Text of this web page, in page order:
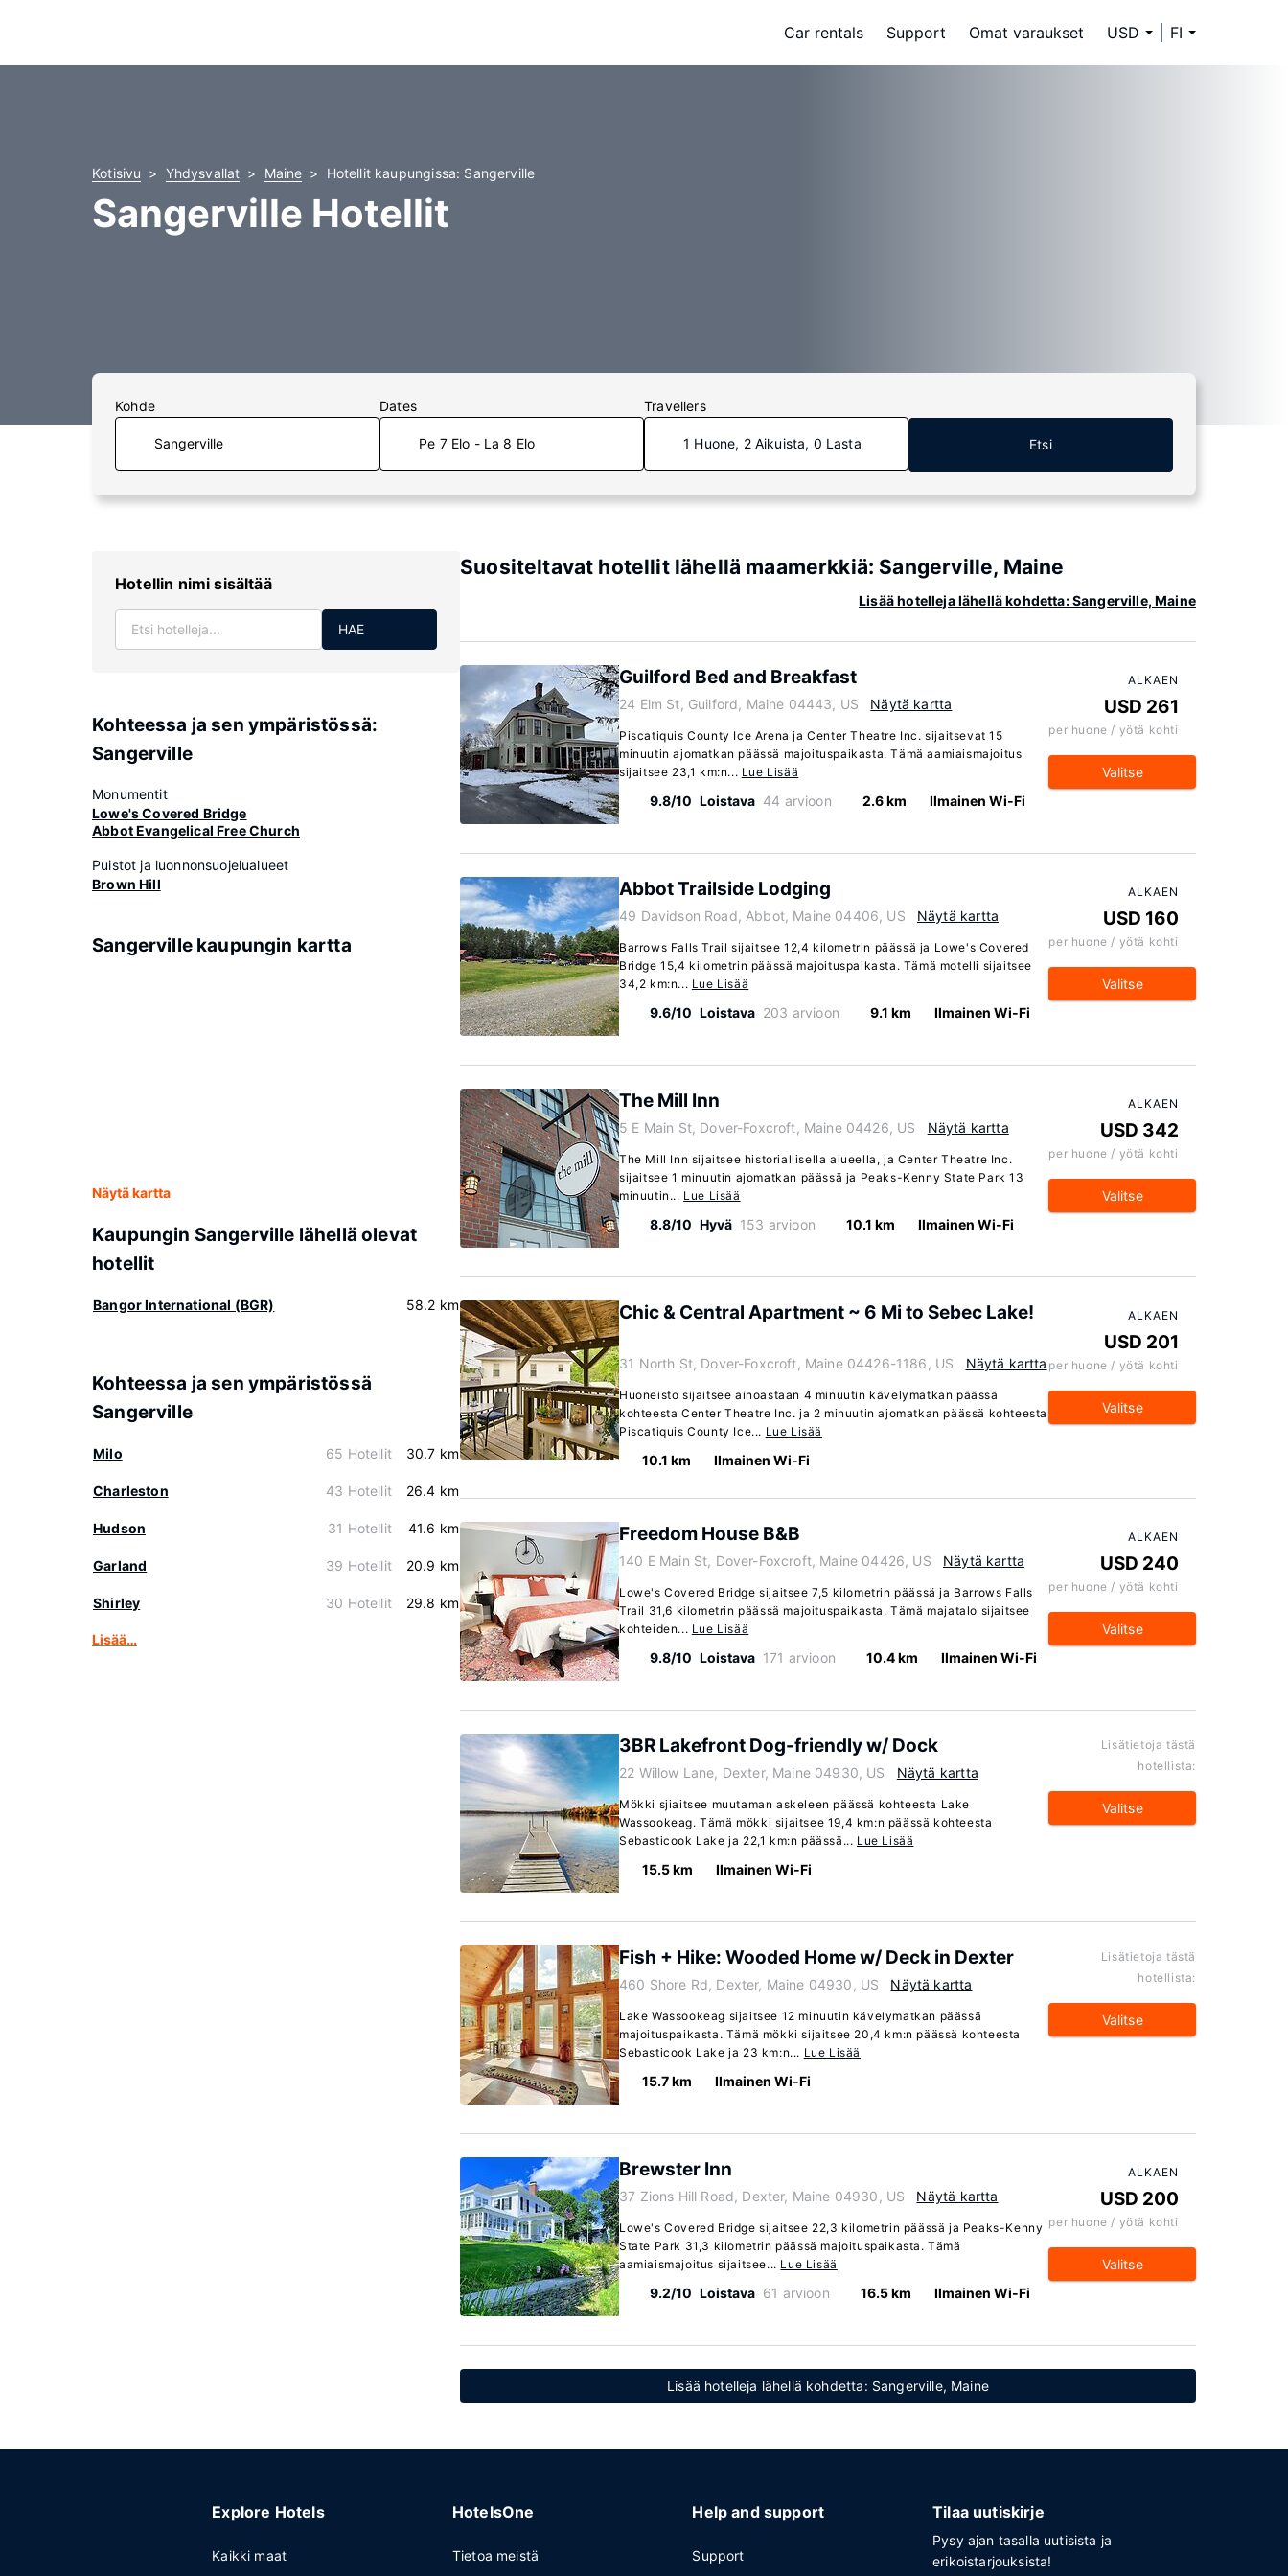
Car rentals Support Omat varaukset USD FI
Kotisivu Yhdysvallat Maine Hotellit kaupungissa: Sangerville
Sangerville Hotellit
Kohde Dates
Pe 7 Elo - La 8 Elo
Travellers
1 Huone, 2 Aikuista, 0 Lasta Etsi
Hotellin nimi sisältää
HAE
Kohteessa ja sen ympäristössä:
Sangerville
Monumentit
Lowe's Covered Bridge
Abbot Evangelical Free Church
Puistot ja luonnonsuojelualueet
Brown Hill
Sangerville kaupungin kartta
Näytä kartta
Kaupungin Sangerville lähellä olevat
hotellit
Bangor International (BGR) 58.2 km
Kohteessa ja sen ympäristössä
Sangerville
Milo 65 Hotellit 30.7 km
Charleston 43 Hotellit 26.4 km
Hudson 31 Hotellit 41.6 km
Garland 39 Hotellit 20.9 km
Shirley 30 Hotellit 29.8 km
Lisää…
Suositeltavat hotellit lähellä maamerkkiä: Sangerville, Maine
Lisää hotelleja lähellä kohdetta: Sangerville, Maine
Guilford Bed and Breakfast
24 Elm St, Guilford, Maine 04443, US Näytä kartta
Piscatiquis County Ice Arena ja Center Theatre Inc. sijaitsevat 15
minuutin ajomatkan päässä majoituspaikasta. Tämä aamiaismajoitus
sijaitsee 23,1 km:n... Lue Lisää
9.8/10 Loistava 44 arvioon 2.6 km Ilmainen Wi-Fi
ALKAEN
USD 261
per huone / yötä kohti
Valitse
Abbot Trailside Lodging
49 Davidson Road, Abbot, Maine 04406, US Näytä kartta
Barrows Falls Trail sijaitsee 12,4 kilometrin päässä ja Lowe's Covered
Bridge 15,4 kilometrin päässä majoituspaikasta. Tämä motelli sijaitsee
34,2 km:n... Lue Lisää
9.6/10 Loistava 203 arvioon 9.1 km Ilmainen Wi-Fi
ALKAEN
USD 160
per huone / yötä kohti
Valitse
The Mill Inn
5 E Main St, Dover-Foxcroft, Maine 04426, US Näytä kartta
The Mill Inn sijaitsee historiallisella alueella, ja Center Theatre Inc.
sijaitsee 1 minuutin ajomatkan päässä ja Peaks-Kenny State Park 13
minuutin... Lue Lisää
8.8/10 Hyvä 153 arvioon 10.1 km Ilmainen Wi-Fi
ALKAEN
USD 342
per huone / yötä kohti
Valitse
Chic & Central Apartment ~ 6 Mi to Sebec Lake!
31 North St, Dover-Foxcroft, Maine 04426-1186, US Näytä kartta
Huoneisto sijaitsee ainoastaan 4 minuutin kävelymatkan päässä
kohteesta Center Theatre Inc. ja 2 minuutin ajomatkan päässä kohteesta
Piscatiquis County Ice... Lue Lisää
10.1 km Ilmainen Wi-Fi
ALKAEN
USD 201
per huone / yötä kohti
Valitse
Freedom House B&B
140 E Main St, Dover-Foxcroft, Maine 04426, US Näytä kartta
Lowe's Covered Bridge sijaitsee 7,5 kilometrin päässä ja Barrows Falls
Trail 31,6 kilometrin päässä majoituspaikasta. Tämä majatalo sijaitsee
kohteiden... Lue Lisää
9.8/10 Loistava 171 arvioon 10.4 km Ilmainen Wi-Fi
ALKAEN
USD 240
per huone / yötä kohti
Valitse
3BR Lakefront Dog-friendly w/ Dock
22 Willow Lane, Dexter, Maine 04930, US Näytä kartta
Mökki sjiaitsee muutaman askeleen päässä kohteesta Lake
Wassookeag. Tämä mökki sijaitsee 19,4 km:n päässä kohteesta
Sebasticook Lake ja 22,1 km:n päässä... Lue Lisää
15.5 km Ilmainen Wi-Fi
Lisätietoja tästä
hotellista:
Valitse
Fish + Hike: Wooded Home w/ Deck in Dexter
460 Shore Rd, Dexter, Maine 04930, US Näytä kartta
Lake Wassookeag sijaitsee 12 minuutin kävelymatkan päässä
majoituspaikasta. Tämä mökki sijaitsee 20,4 km:n päässä kohteesta
Sebasticook Lake ja 23 km:n... Lue Lisää
15.7 km Ilmainen Wi-Fi
Lisätietoja tästä
hotellista:
Valitse
Brewster Inn
37 Zions Hill Road, Dexter, Maine 04930, US Näytä kartta
Lowe's Covered Bridge sijaitsee 22,3 kilometrin päässä ja Peaks-Kenny
State Park 31,3 kilometrin päässä majoituspaikasta. Tämä
aamiaismajoitus sijaitsee... Lue Lisää
9.2/10 Loistava 61 arvioon 16.5 km Ilmainen Wi-Fi
ALKAEN
USD 200
per huone / yötä kohti
Valitse
Lisää hotelleja lähellä kohdetta: Sangerville, Maine
Explore Hotels
Kaikki maat
HotelsOne
Tietoa meistä
Help and support
Support
Tilaa uutiskirje
Pysy ajan tasalla uutisista ja
erikoistarjouksista!